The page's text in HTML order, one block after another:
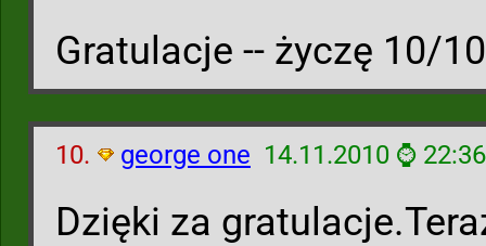
Gratulacje -- życzę 10/10
10. george one 14.11.2010 ⌚ 22:36
Dzięki za